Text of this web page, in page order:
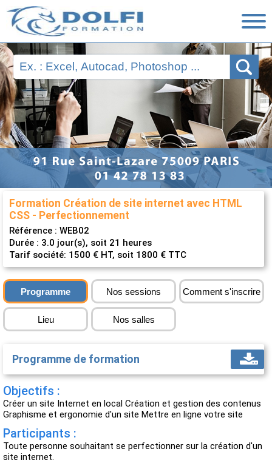
Nos Formations
Ressources
Financement
Évaluations
Nous contacter
Formation Création de site internet avec HTML
CSS - Perfectionnement
Référence : WEB02
Durée : 3.0 jour(s), soit 21 heures
Tarif société: 1500 € HT, soit 1800 € TTC
Programme Nos sessions Comment s'inscrire
Lieu Nos salles
Programme de formation
Objectifs :
Créer un site Internet en local Création et gestion des contenus
Graphisme et ergonomie d'un site Mettre en ligne votre site
Participants :
Toute personne souhaitant se perfectionner sur la création d'un
site internet.